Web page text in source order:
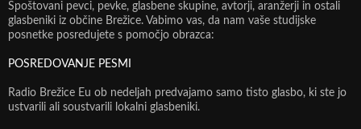
Spoštovani pevci, pevke, glasbene skupine, avtorji, aranžerji in ostali
glasbeniki iz občine Brežice. Vabimo vas, da nam vaše studijske
posnetke posredujete s pomočjo obrazca:
POSREDOVANJE PESMI
Radio Brežice Eu ob nedeljah predvajamo samo tisto glasbo, ki ste jo
ustvarili ali soustvarili lokalni glasbeniki.